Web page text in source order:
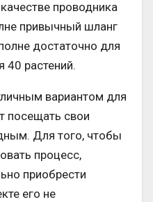
проводника
привычный шланг
достаточно для
40 растений.
вариантом для
посещать свои
Для того, чтобы
процесс,
приобрести
его не